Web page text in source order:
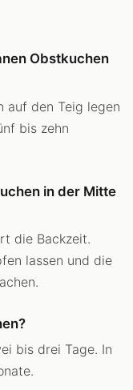
Obstkuchen
auf den Teig legen
bis zehn
in der Mitte
die Backzeit.
lassen und die
bis drei Tage. In